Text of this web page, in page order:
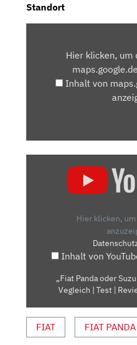
Standort
MAPS.GOOGLE.DE
Hier klicken, um
Inhalt von
VEGLEICH
REVIEW
Hier klicken,
Inhalt von
„Fiat Panda oder
Vegleich | Test |
FIAT FIAT PANDA